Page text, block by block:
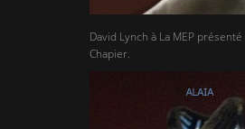
David Lynch à La MEP
Chapier.